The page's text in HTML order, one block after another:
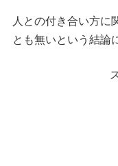
人との付き合い方に
とも無いという結論